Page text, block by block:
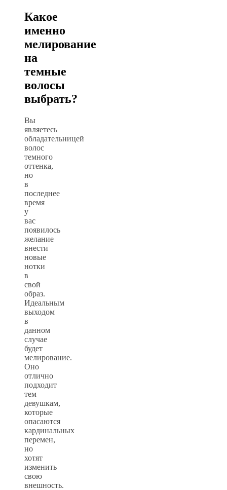
Какое
именно
мелирование
на
темные
волосы
выбрать?
Вы
являетесь
обладательницей
волос
темного
оттенка,
но
в
последнее
время
у
вас
появилось
желание
внести
новые
нотки
в
свой
образ.
Идеальным
выходом
в
данном
случае
будет
мелирование.
Оно
отлично
подходит
тем
девушкам,
которые
опасаются
кардинальных
перемен,
но
хотят
изменить
свою
внешность.